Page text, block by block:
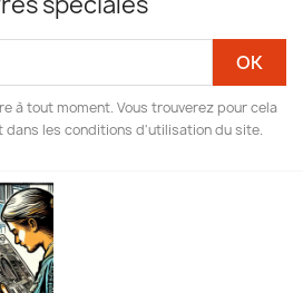
à tout moment. Vous trouverez pour cela
les conditions d'utilisation du site.